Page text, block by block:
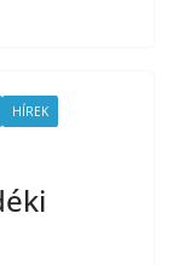
HÍREK